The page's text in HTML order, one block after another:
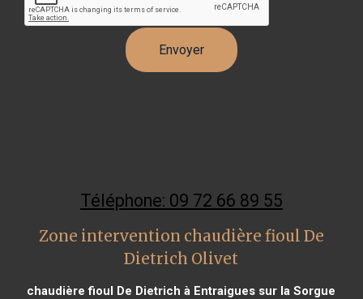
Téléphone: 09 72 66 89 55
Zone intervention chaudière fioul De
Dietrich Olivet
chaudière fioul De Dietrich à Entraigues sur la Sorgue